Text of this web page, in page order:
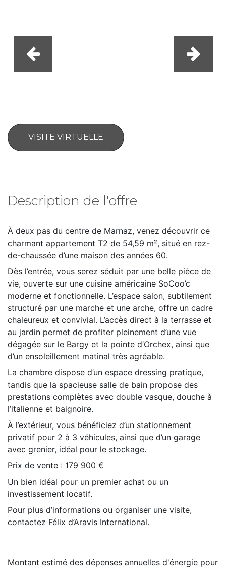
VISITE VIRTUELLE
Description de l'offre
À deux pas du centre de Marnaz, venez découvrir ce
charmant appartement T2 de 54,59 m², situé en rez-
de-chaussée d’une maison des années 60.
Dès l’entrée, vous serez séduit par une belle pièce de
vie, ouverte sur une cuisine américaine SoCoo’c
moderne et fonctionnelle. L’espace salon, subtilement
structuré par une marche et une arche, offre un cadre
chaleureux et convivial. L’accès direct à la terrasse et
au jardin permet de profiter pleinement d’une vue
dégagée sur le Bargy et la pointe d’Orchex, ainsi que
d’un ensoleillement matinal très agréable.
La chambre dispose d’un espace dressing pratique,
tandis que la spacieuse salle de bain propose des
prestations complètes avec double vasque, douche à
l’italienne et baignoire.
À l’extérieur, vous bénéficiez d’un stationnement
privatif pour 2 à 3 véhicules, ainsi que d’un garage
avec grenier, idéal pour le stockage.
Prix de vente : 179 900 €
Un bien idéal pour un premier achat ou un
investissement locatif.
Pour plus d’informations ou organiser une visite,
contactez Félix d’Aravis International.
Montant estimé des dépenses annuelles d'énergie pour